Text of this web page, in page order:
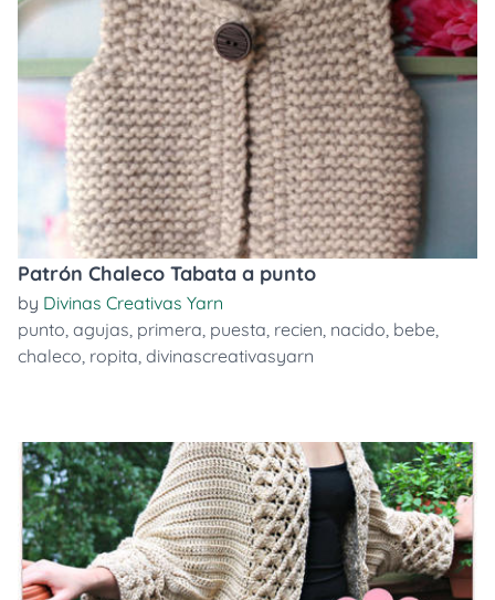
Patrón Chaleco Tabata a punto
by Divinas Creativas Yarn
punto, agujas, primera, puesta, recien, nacido, bebe,
chaleco, ropita, divinascreativasyarn